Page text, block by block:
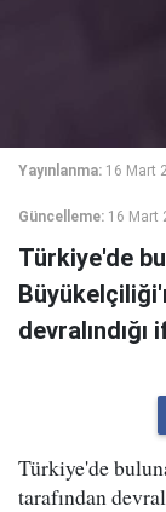
Yayınlanma: 16 Mart
Güncelleme: 16 Mart
Türkiye'de
Türkiye'de
tarafından